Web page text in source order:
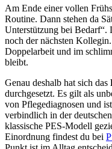
Am Ende einer vollen
Routine. Dann stehen da
Unterstützung bei
noch der nächsten
Doppelarbeit und im
bleibt.
Genau deshalb hat sich das
durchgesetzt. Es gilt als
von Pflegediagnosen und
verbindlich in der
klassische PES-Modell
Einordnung findest du bei